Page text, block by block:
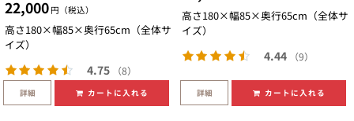
22,000 円（税込）
高さ180×幅85×奥行65cm（全体サ
イズ）
4.75 （8）
詳細 カートに入れる
高さ180×幅85×奥行65cm（全体サ
イズ）
4.44 （9）
詳細 カートに入れる